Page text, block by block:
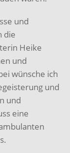
und
die
Heike
und
wünsche ich
und
und
eine